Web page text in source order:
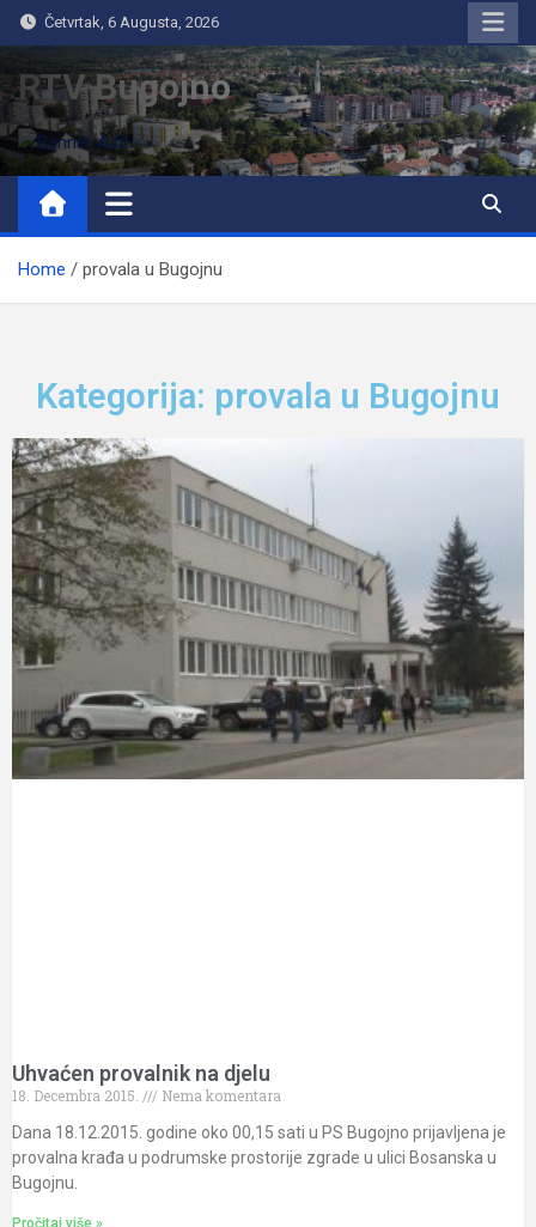
Četvrtak, 6 Augusta, 2026
RTV Bugojno
Home provala u Bugojnu
Kategorija: provala u Bugojnu
Uhvaćen provalnik na djelu
18. Decembra 2015.
Nema komentara
Dana 18.12.2015. godine oko 00,15 sati u PS Bugojno prijavljena je
provalna krađa u podrumske prostorije zgrade u ulici Bosanska u
Bugojnu.